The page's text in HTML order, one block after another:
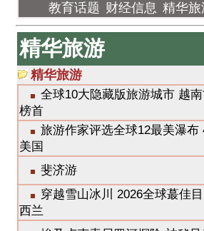
教育话题 财经信息 精华旅
精华旅游
精华旅游
全球10大隐藏版旅游城市 越
榜首
旅游作家评选全球12最美瀑布
美国
斐济游
穿越雪山冰川 2026全球蕞佳
西兰